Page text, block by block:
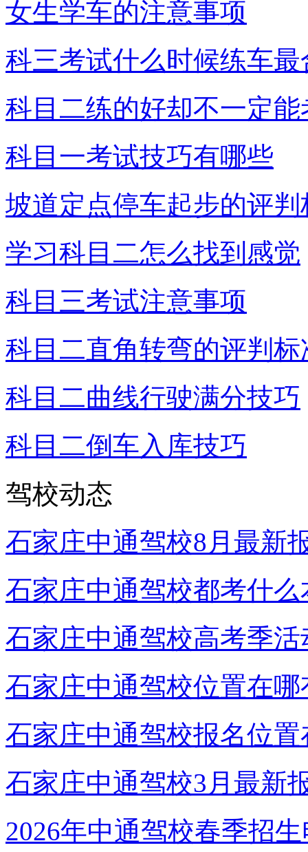
女生学车的注意事项
科三考试什么时候练车最
科目二练的好却不一定能
科目一考试技巧有哪些
坡道定点停车起步的评
学习科目二怎么找到感觉
科目三考试注意事项
科目二直角转弯的评判
科目二曲线行驶满分技巧
科目二倒车入库技巧
驾校动态
石家庄中通驾校8月最新
石家庄中通驾校都考什么
石家庄中通驾校高考季
石家庄中通驾校位置在
石家庄中通驾校报名位置
石家庄中通驾校3月最新
2026年中通驾校春季招